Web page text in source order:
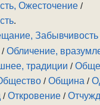
Ожесточение /
.
Забывчивость
/Обличение,
традиции /
/Община /
/Откровение /